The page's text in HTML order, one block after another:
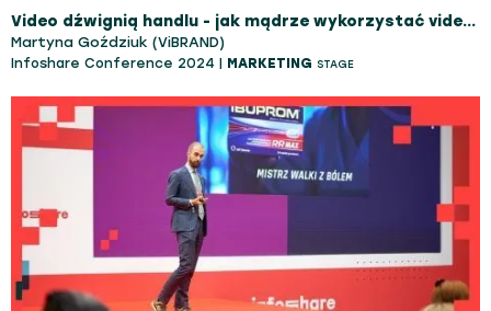
Video dźwignią handlu - jak mądrze wykorzystać video w lejku marketingowym
Martyna Goździuk (ViBRAND)
Infoshare Conference 2024 | MARKETING STAGE